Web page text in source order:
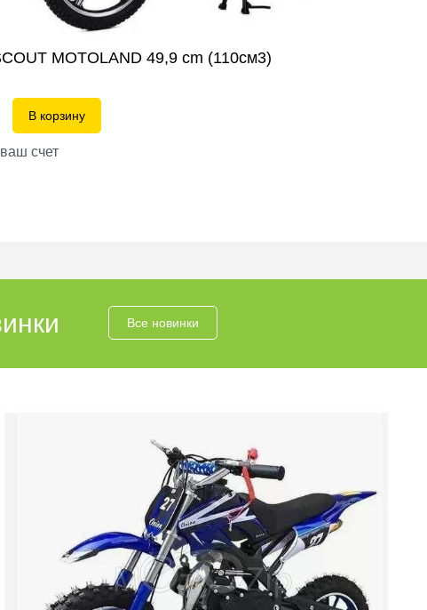
MOTOLAND 49,9 сm (110см3)
В корзину
счет
Все новинки